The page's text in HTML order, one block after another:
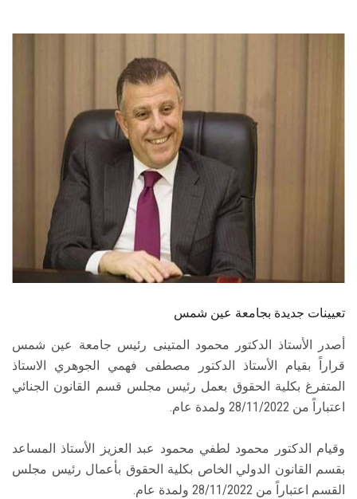
الإعلام
هيئة التدريس
الدراسات العليا
الخريجين
الزائـرون
سجل الان
تعيينات جديدة بجامعة عين شمس
أصدر الأستاذ الدكتور محمود المتينى رئيس جامعة عين شمس
قراراً بقيام الأستاذ الدكتور مصطفى فهمي الجوهري الاستاذ
المتفرغ بكلية الحقوق بعمل رئيس مجلس قسم القانون الجنائي
اعتباراً من 28/11/2022 ولمدة عام.
وقيام الدكتور محمود لطفي محمود عبد العزيز الأستاذ المساعد
بقسم القانون الدولي الخاص بكلية الحقوق بأعمال رئيس مجلس
القسم اعتباراً من 28/11/2022 ولمدة عام.